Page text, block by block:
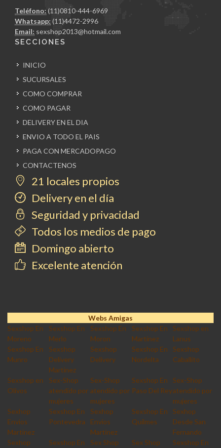
Teléfono: (11)0810-444-6969
Whatsapp: (11)4472-2996
Email: sexshop2013@hotmail.com
SECCIONES
INICIO
SUCURSALES
COMO COMPRAR
COMO PAGAR
DELIVERY EN EL DIA
ENVIO A TODO EL PAIS
PAGA CON MERCADOPAGO
CONTACTENOS
21 locales propios
Delivery en el día
Seguridad y privacidad
Todos los medios de pago
Domingo abierto
Excelente atención
Webs Amigas
Sexshop En
Moreno
Sexshop En
Merlo
Sexshop En
Moron
Sexshop En
Martinez
Sexshop en
Lanus
Sexshop En
Munro
Sexshop
Delivery
Martinez
Sexshop
Delivery
Sexshop En
Nordelta
Sexshop
Caballito
Sexshop en
Olivos
Sex-Shop
atendido por
mujeres
Sex-Shop
atendido por
mujeres
Sexshop En
Paso Del Rey
Sex-Shop
atendido por
mujeres
Sexhop
Envios
Martinez
Sexshop En
Pontevedra
Sexhop
Envios
Martinez
Sexshop En
Quilmes
Sexhop
Desde San
Fernando
Sexhop
Sexshop En
Sex Shop
Sex Shop
Sexshop En